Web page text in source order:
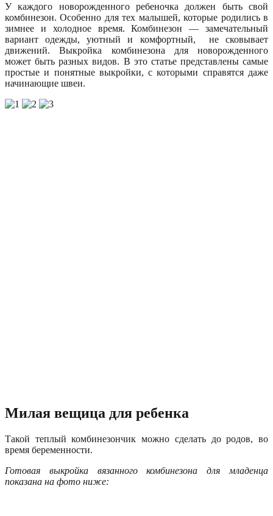
У каждого новорожденного ребеночка должен быть свой
комбинезон. Особенно для тех малышей, которые родились в
зимнее и холодное время. Комбинезон — замечательный
вариант одежды, уютный и комфортный, не сковывает
движений. Выкройка комбинезона для новорожденного
может быть разных видов. В это статье представлены самые
простые и понятные выкройки, с которыми справятся даже
начинающие швеи.
Милая вещица для ребенка
Такой теплый комбинезончик можно сделать до родов, во
время беременности.
Готовая выкройка вязанного комбинезона для младенца
показана на фото ниже: